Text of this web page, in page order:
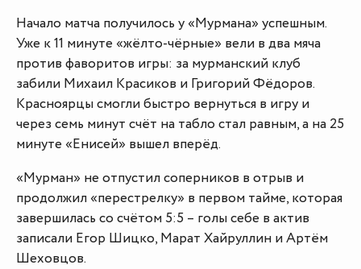
Начало матча получилось у «Мурмана» успешным.
Уже к 11 минуте «жёлто-чёрные» вели в два мяча
против фаворитов игры: за мурманский клуб
забили Михаил Красиков и Григорий Фёдоров.
Красноярцы смогли быстро вернуться в игру и
через семь минут счёт на табло стал равным, а на 25
минуте «Енисей» вышел вперёд.
«Мурман» не отпустил соперников в отрыв и
продолжил «перестрелку» в первом тайме, которая
завершилась со счётом 5:5 – голы себе в актив
записали Егор Шицко, Марат Хайруллин и Артём
Шеховцов.